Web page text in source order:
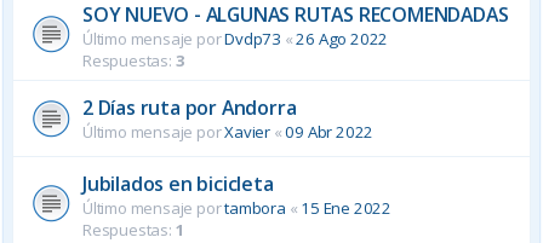
SOY NUEVO - ALGUNAS RUTAS RECOMENDADAS
Último mensaje porDvdp73 «26 Ago 2022
Respuestas: 3
2 Días ruta por Andorra
Último mensaje porXavier «09 Abr 2022
Jubilados en bicicleta
Último mensaje portambora « 15 Ene 2022
Respuestas: 1